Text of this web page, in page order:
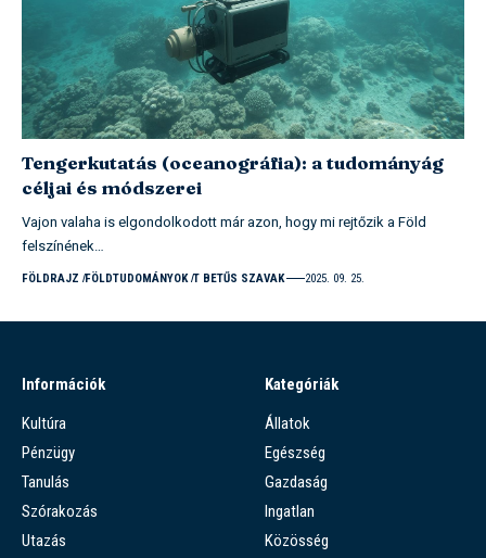
Tengerkutatás (oceanográfia): a tudományág
céljai és módszerei
Vajon valaha is elgondolkodott már azon, hogy mi rejtőzik a Föld
felszínének…
FÖLDRAJZ FÖLDTUDOMÁNYOK T BETŰS SZAVAK 2025. 09. 25.
Információk
Kultúra
Pénzügy
Tanulás
Szórakozás
Utazás
Kategóriák
Állatok
Egészség
Gazdaság
Ingatlan
Közösség